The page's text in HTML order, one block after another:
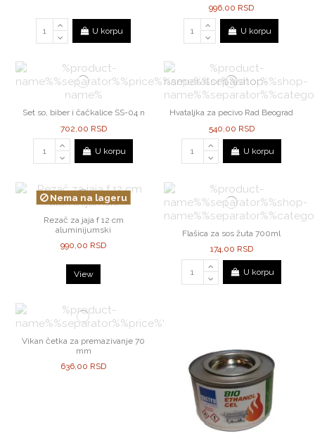
U korpu
996,00 RSD
U korpu
Set so, biber i čačkalice SS-04 n
702,00 RSD
U korpu
Hvataljka za pecivo Rad Beograd
540,00 RSD
U korpu
Nema na lageru
Rezač za jaja f 12 cm
aluminijumski
990,00 RSD
View
Flašica za sos žuta 700ml
174,00 RSD
U korpu
Vikan četka za premazivanje 70
mm
636,00 RSD